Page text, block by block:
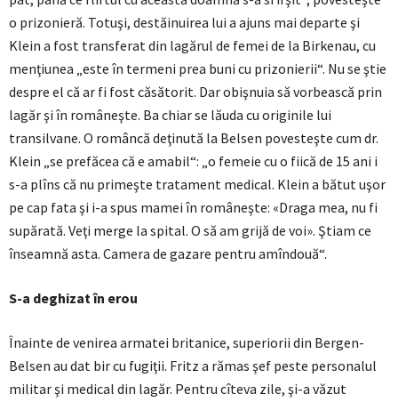
o prizonieră. Totuşi, destăinuirea lui a ajuns mai departe şi
Klein a fost transferat din lagărul de femei de la Birkenau, cu
menţiunea „este în termeni prea buni cu prizonierii“. Nu se ştie
despre el că ar fi fost căsătorit. Dar obişnuia să vorbească prin
lagăr şi în româneşte. Ba chiar se lăuda cu originile lui
transilvane. O româncă deţinută la Belsen povesteşte cum dr.
Klein „se prefăcea că e amabil“: „o femeie cu o fiică de 15 ani i
s-a plîns că nu primeşte tratament medical. Klein a bătut uşor
pe cap fata şi i-a spus mamei în româneşte: «Draga mea, nu fi
supărată. Veţi merge la spital. O să am grijă de voi». Ştiam ce
înseamnă asta. Camera de gazare pentru amîndouă“.
S-a deghizat în erou
Înainte de venirea armatei britanice, superiorii din Bergen-
Belsen au dat bir cu fugiţii. Fritz a rămas şef peste personalul
militar şi medical din lagăr. Pentru cîteva zile, şi-a văzut